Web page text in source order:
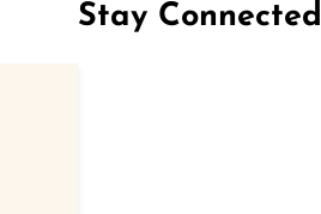
Stay Connected